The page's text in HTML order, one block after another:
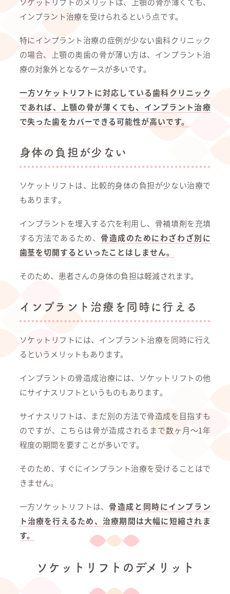
インプラント治療を受けられるという点です。
特にインプラント治療の症例が少ない歯科クリニック
の場合、上顎の奥歯の骨が薄い方は、インプラント治
療の対象外となるケースが多いです。
一方ソケットリフトに対応している歯科クリニック
であれば、上顎の骨が薄くても、インプラント治療
で失った歯をカバーできる可能性が高いです。
身体の負担が少ない
ソケットリフトは、比較的身体の負担が少ない治療で
もあります。
インプラントを埋入する穴を利用し、骨補填剤を充填
する方法であるため、 骨造成のためにわざわざ別に
歯茎を切開するといったことはしません。
そのため、患者さんの身体の負担は軽減されます。
インプラント治療を同時に行える
ソケットリフトには、インプラント治療を同時に行え
るというメリットもあります。
インプラントの骨造成治療には、ソケットリフトの他
にサイナスリフトというものもあります。
サイナスリフトは、まだ別の方法で骨造成を目指すも
のですが、こちらは骨が造成されるまで数ヶ月～1年
程度の期間を要すことが多いです。
そのため、すぐにインプラント治療を受けることはで
きません。
一方ソケットリフトは、 骨造成と同時にインプラン
ト治療を行えるため、治療期間は大幅に短縮されま
す。
ソケットリフトのデメリット